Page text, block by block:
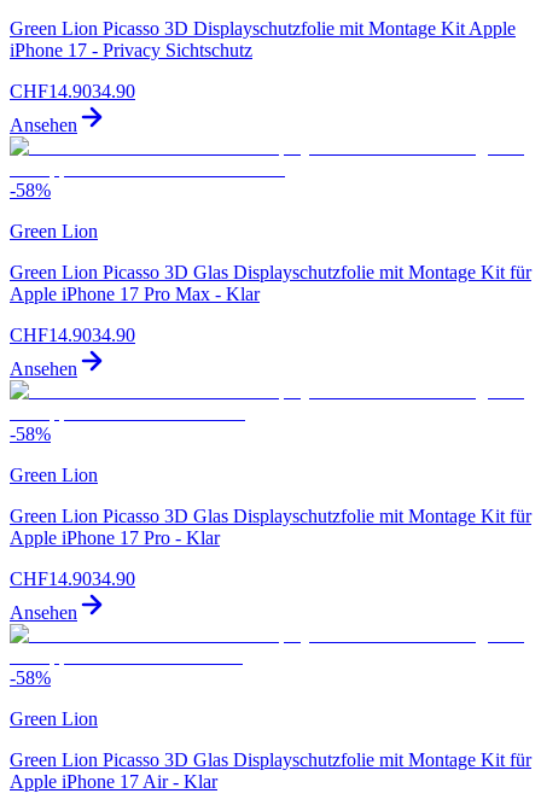
Green Lion Picasso 3D Displayschutzfolie mit Montage Kit Apple
iPhone 17 - Privacy Sichtschutz
CHF14.9034.90
Ansehen
-58%
Green Lion
Green Lion Picasso 3D Glas Displayschutzfolie mit Montage Kit für
Apple iPhone 17 Pro Max - Klar
CHF14.9034.90
Ansehen
-58%
Green Lion
Green Lion Picasso 3D Glas Displayschutzfolie mit Montage Kit für
Apple iPhone 17 Pro - Klar
CHF14.9034.90
Ansehen
-58%
Green Lion
Green Lion Picasso 3D Glas Displayschutzfolie mit Montage Kit für
Apple iPhone 17 Air - Klar